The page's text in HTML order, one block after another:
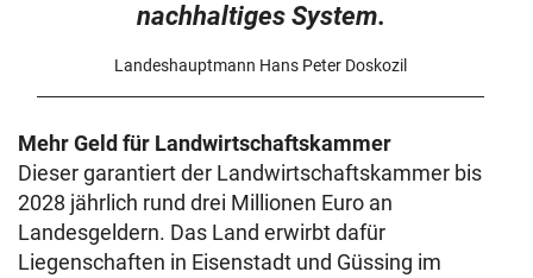
nachhaltiges System.
Landeshauptmann Hans Peter Doskozil
Mehr Geld für Landwirtschaftskammer
Dieser garantiert der Landwirtschaftskammer bis
2028 jährlich rund drei Millionen Euro an
Landesgeldern. Das Land erwirbt dafür
Liegenschaften in Eisenstadt und Güssing im